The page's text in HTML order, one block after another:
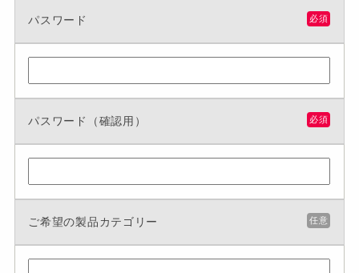
パスワード 必須
パスワード（確認用） 必須
ご希望の製品カテゴリー 任意